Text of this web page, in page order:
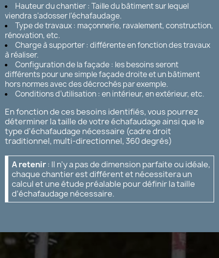
Hauteur du chantier : Taille du bâtiment sur lequel
viendra s’adosser l’échafaudage.
Type de travaux : maçonnerie, ravalement, construction,
rénovation, etc.
Charge à supporter : différente en fonction des travaux
à réaliser.
Configuration de la façade : les besoins seront
différents pour une simple façade droite et un bâtiment
hors normes avec des décrochés par exemple.
Conditions d’utilisation : en intérieur, en extérieur, etc.
En fonction de ces besoins identifiés, vous pourrez
déterminer la taille de votre échafaudage ainsi que le
type d’échafaudage nécessaire (cadre droit
traditionnel, multi-directionnel, 360 degrés)
A retenir: Il n’y a pas de dimension parfaite ou idéale,
chaque chantier est différent et nécessitera un
calcul et une étude préalable pour définir la taille
d’échafaudage nécessaire.